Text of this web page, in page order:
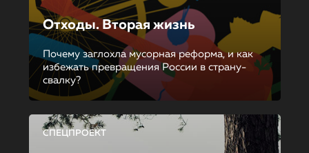
Отходы. Вторая жизнь
Почему заглохла мусорная реформа, и как
избежать превращения России в страну-
свалку?
СПЕЦПРОЕКТ